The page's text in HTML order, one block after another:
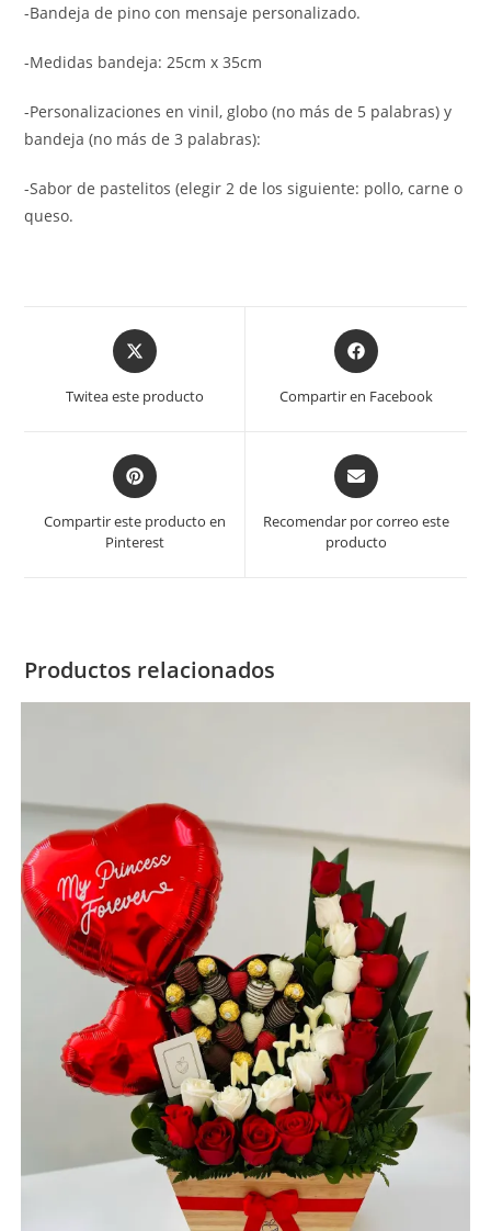
-Bandeja de pino con mensaje personalizado.
-Medidas bandeja: 25cm x 35cm
-Personalizaciones en vinil, globo (no más de 5 palabras) y
bandeja (no más de 3 palabras):
-Sabor de pastelitos (elegir 2 de los siguiente: pollo, carne o
queso.
Twitea este producto Compartir en Facebook
Compartir este producto en
Pinterest
Recomendar por correo este
producto
Productos relacionados